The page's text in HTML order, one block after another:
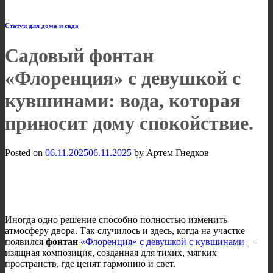
Статуи для дома и сада
Садовый фонтан
«Флоренция» с девушкой с
кувшинами: вода, которая
приносит дому спокойствие.
Posted on 06.11.202506.11.2025 by Артем Гнедков
Иногда одно решение способно полностью изменить
атмосферу двора. Так случилось и здесь, когда на участке
появился фонтан «Флоренция» с девушкой с кувшинами —
изящная композиция, созданная для тихих, мягких
пространств, где ценят гармонию и свет.